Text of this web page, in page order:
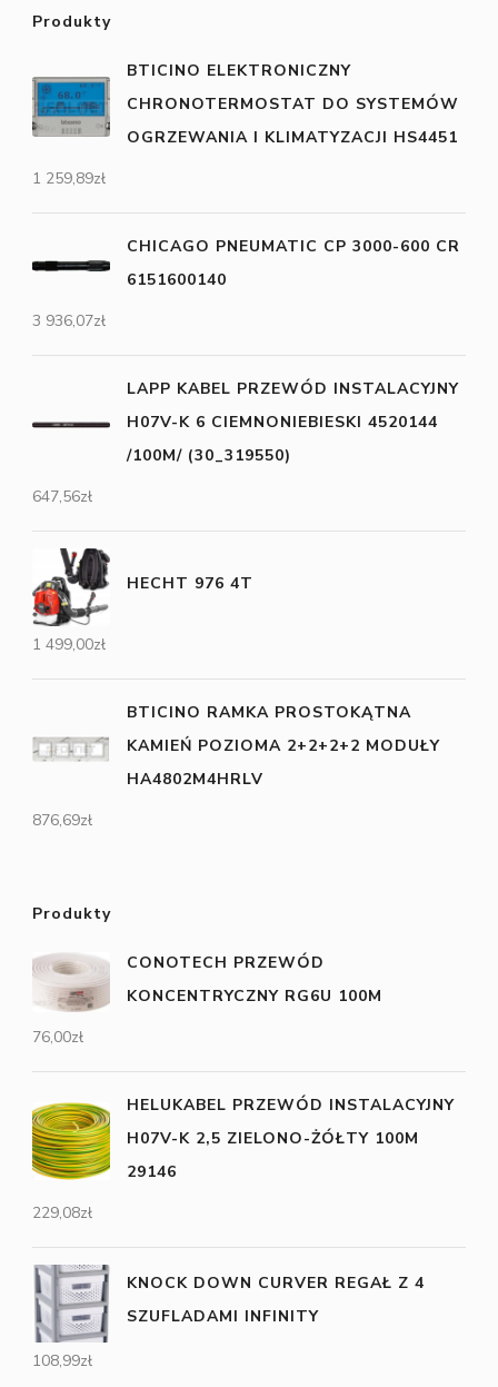
Produkty
BTICINO ELEKTRONICZNY
CHRONOTERMOSTAT DO SYSTEMÓW
OGRZEWANIA I KLIMATYZACJI HS4451
1 259,89zł
CHICAGO PNEUMATIC CP 3000-600 CR
6151600140
3 936,07zł
LAPP KABEL PRZEWÓD INSTALACYJNY
H07V-K 6 CIEMNONIEBIESKI 4520144
/100M/ (30_319550)
647,56zł
HECHT 976 4T
1 499,00zł
BTICINO RAMKA PROSTOKĄTNA
KAMIEŃ POZIOMA 2+2+2+2 MODUŁY
HA4802M4HRLV
876,69zł
Produkty
CONOTECH PRZEWÓD
KONCENTRYCZNY RG6U 100M
76,00zł
HELUKABEL PRZEWÓD INSTALACYJNY
H07V-K 2,5 ZIELONO-ŻÓŁTY 100M
29146
229,08zł
KNOCK DOWN CURVER REGAŁ Z 4
SZUFLADAMI INFINITY
108,99zł